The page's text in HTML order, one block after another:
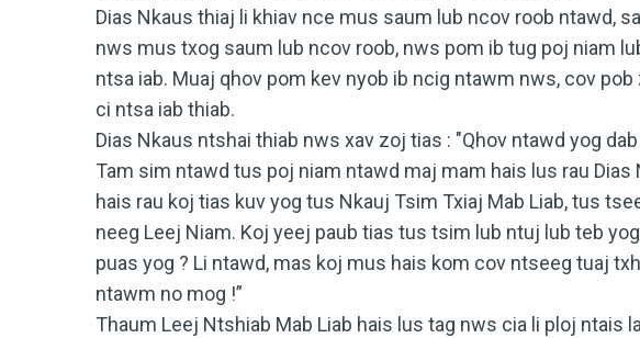
Dias Nkaus thiaj li khiav nce mus saum lub ncov roob ntawd,
nws mus txog saum lub ncov roob, nws pom ib tug poj niam
ntsa iab. Muaj qhov pom kev nyob ib ncig ntawm nws, cov
ci ntsa iab thiab.
Dias Nkaus ntshai thiab nws xav zoj tias : "Qhov ntawd yog dab
Tam sim ntawd tus poj niam ntawd maj mam hais lus rau Dias
hais rau koj tias kuv yog tus Nkauj Tsim Txiaj Mab Liab, tus
neeg Leej Niam. Koj yeej paub tias tus tsim lub ntuj lub teb
puas yog ? Li ntawd, mas koj mus hais kom cov ntseeg tuaj
ntawm no mog !”
Thaum Leej Ntshiab Mab Liab hais lus tag nws cia li ploj ntais